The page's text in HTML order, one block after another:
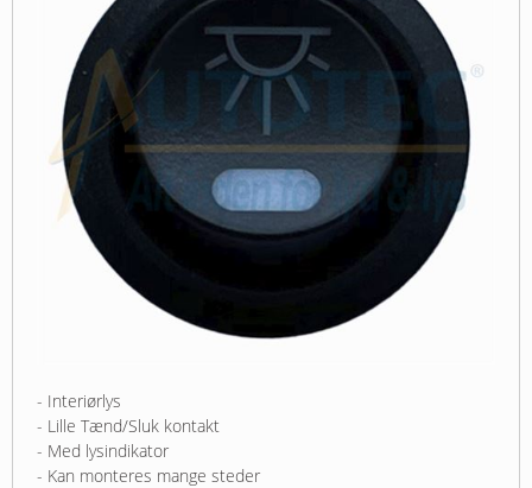
- Interiørlys
- Lille Tænd/Sluk kontakt
- Med lysindikator
- Kan monteres mange steder